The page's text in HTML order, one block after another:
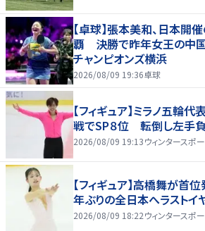
【卓球】張本美和、日本開
覇 決勝で昨年女王の中
チャンピオンズ横浜
2026/08/09 19:36卓球
【フィギュア】ミラノ五輪
戦でSP８位 転倒し左手
2026/08/09 19:13ウィンタースポ
【フィギュア】高橋舞が首
年ぶりの全日本へラストイ
2026/08/09 18:22ウィンタースポ